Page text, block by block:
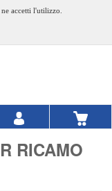
accetti l'utilizzo.
RICAMO